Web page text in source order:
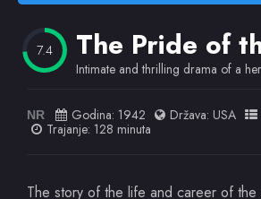
7.4
Intimate and thrilling drama of a
NR Godina: 1942 Država: USA
Trajanje: 128 minuta
The story of the life and career of